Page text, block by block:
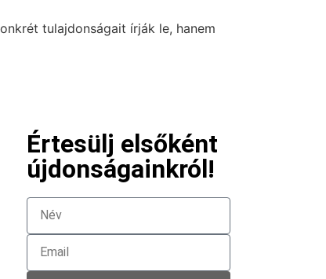
tulajdonságait írják le, hanem
Értesülj elsőként
újdonságainkról!